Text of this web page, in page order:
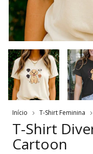
Início T-Shirt Feminina
T-Shirt
Cartoon